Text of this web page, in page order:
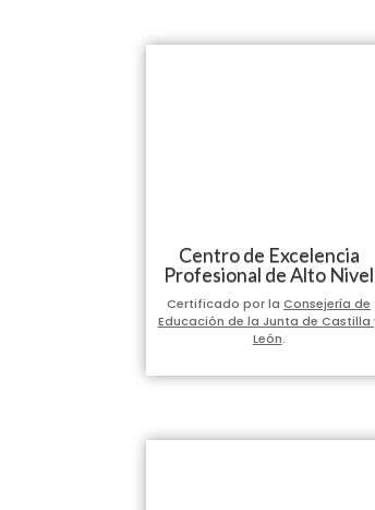
Centro de Excelencia
Profesional de Alto Nivel
Certificado por laConsejería de
Educación de la Junta de Castilla
León.